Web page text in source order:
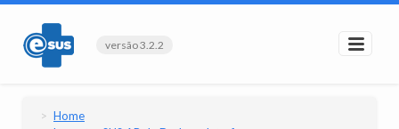
versão 3.2.2
Home